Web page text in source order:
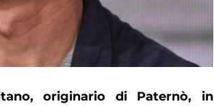
originario di Paternò, in